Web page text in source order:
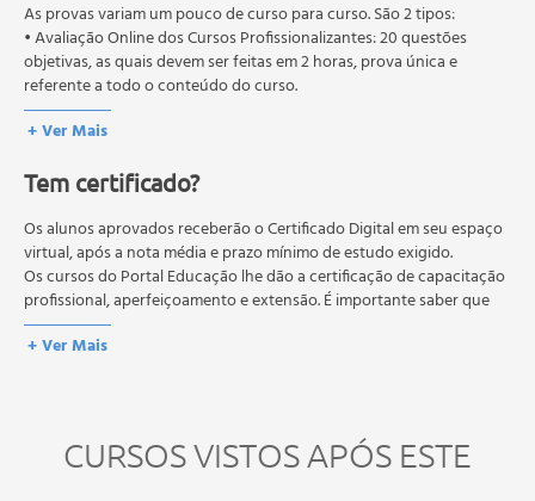
Principais equipamentos utilizados nos estudos
oceanográficos;
Assuntos para reflexão;
Poluição marinha;
Erosão costeira;
Aquecimento global;
Gestão ambiental costeira.
As provas variam um pouco de curso para curso. São 2 tipos:
• Avaliação Online dos Cursos Profissionalizantes: 20 questões
objetivas, as quais devem ser feitas em 2 horas, prova única e
referente a todo o conteúdo do curso.
• Avaliação Online dos Cursos Livres: 10 questões objetivas, as quais
devem ser feitas em 1 hora, prova única e referente a todo o
Os estudos, atividades e avaliações devem ser feitos dentro do
A média final deve ser igual ou superior a 60%para a conclusão e
recebimento do certificado digital do curso. Em caso de reprovação,
o aluno poderá realizar novamente a prova dentro do período do
curso quantas vezes desejar. Os cursos gratuitos não possuem nova
prova, atividades reflexivas e descritivas.
+ Ver Mais
Tem certificado?
Os alunos aprovados receberão o Certificado Digital em seu espaço
virtual, após a nota média e prazo mínimo de estudo exigido.
Os cursos do Portal Educação lhe dão a certificação de capacitação
profissional, aperfeiçoamento e extensão. É importante saber que
esses títulos não se equivalem às certificações de cursos técnicos ou
de formação escolar, e não dão o direito de assumir
+ Ver Mais
CURSOS VISTOS APÓS ESTE